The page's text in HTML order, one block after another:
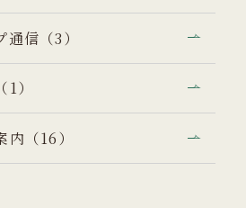
信（3）
）
（16）